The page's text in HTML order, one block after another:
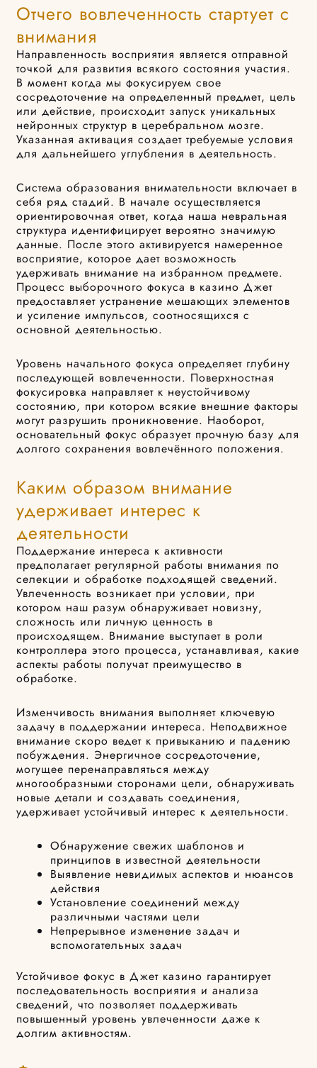
Отчего вовлеченность стартует с
внимания
Направленность восприятия является отправной
точкой для развития всякого состояния участия.
В момент когда мы фокусируем свое
сосредоточение на определенный предмет, цель
или действие, происходит запуск уникальных
нейронных структур в церебральном мозге.
Указанная активация создает требуемые условия
для дальнейшего углубления в деятельность.
Система образования внимательности включает в
себя ряд стадий. В начале осуществляется
ориентировочная ответ, когда наша невральная
структура идентифицирует вероятно значимую
данные. После этого активируется намеренное
восприятие, которое дает возможность
удерживать внимание на избранном предмете.
Процесс выборочного фокуса в казино Джет
предоставляет устранение мешающих элементов
и усиление импульсов, соотносящихся с
основной деятельностью.
Уровень начального фокуса определяет глубину
последующей вовлеченности. Поверхностная
фокусировка направляет к неустойчивому
состоянию, при котором всякие внешние факторы
могут разрушить проникновение. Наоборот,
основательный фокус образует прочную базу для
долгого сохранения вовлечённого положения.
Каким образом внимание
удерживает интерес к
деятельности
Поддержание интереса к активности
предполагает регулярной работы внимания по
селекции и обработке подходящей сведений.
Увлеченность возникает при условии, при
котором наш разум обнаруживает новизну,
сложность или личную ценность в
происходящем. Внимание выступает в роли
контроллера этого процесса, устанавливая, какие
аспекты работы получат преимущество в
обработке.
Изменчивость внимания выполняет ключевую
задачу в поддержании интереса. Неподвижное
внимание скоро ведет к привыканию и падению
побуждения. Энергичное сосредоточение,
могущее перенаправляться между
многообразными сторонами цели, обнаруживать
новые детали и создавать соединения,
удерживает устойчивый интерес к деятельности.
Обнаружение свежих шаблонов и
принципов в известной деятельности
Выявление невидимых аспектов и нюансов
действия
Установление соединений между
различными частями цели
Непрерывное изменение задач и
вспомогательных задач
Устойчивое фокус в Джет казино гарантирует
последовательность восприятия и анализа
сведений, что позволяет поддерживать
повышенный уровень увлеченности даже к
долгим активностям.